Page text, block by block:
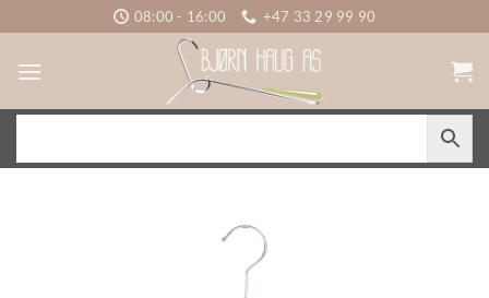
to
content
08:00 - 16:00 +47 33 29 99 90